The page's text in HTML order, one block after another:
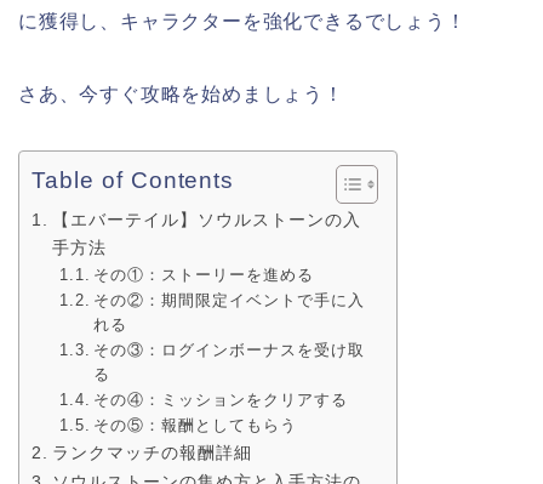
に獲得し、キャラクターを強化できるでしょう！
さあ、今すぐ攻略を始めましょう！
Table of Contents
【エバーテイル】ソウルストーンの入
手方法
その①：ストーリーを進める
その②：期間限定イベントで手に入
れる
その③：ログインボーナスを受け取
る
その④：ミッションをクリアする
その⑤：報酬としてもらう
ランクマッチの報酬詳細